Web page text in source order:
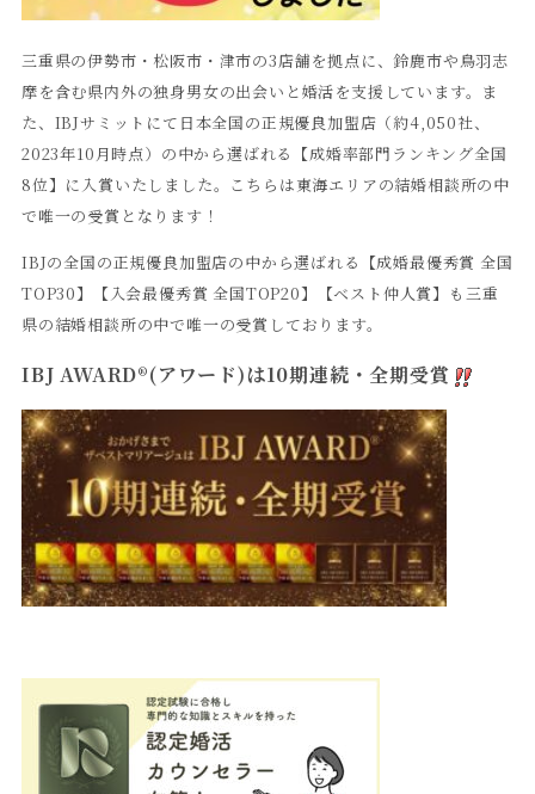
三重県の伊勢市・松阪市・津市の3店舗を拠点に、鈴鹿市や鳥羽志
摩を含む県内外の独身男女の出会いと婚活を支援しています。ま
た、IBJサミットにて日本全国の正規優良加盟店（約4,050社、
2023年10月時点）の中から選ばれる【成婚率部門ランキング全国
8位】に入賞いたしました。こちらは東海エリアの結婚相談所の中
で唯一の受賞となります！
IBJの全国の正規優良加盟店の中から選ばれる【成婚最優秀賞 全国
TOP30】【入会最優秀賞 全国TOP20】【ベスト仲人賞】も三重
県の結婚相談所の中で唯一の受賞しております。
IBJ AWARD®(アワード)は10期連続・全期受賞